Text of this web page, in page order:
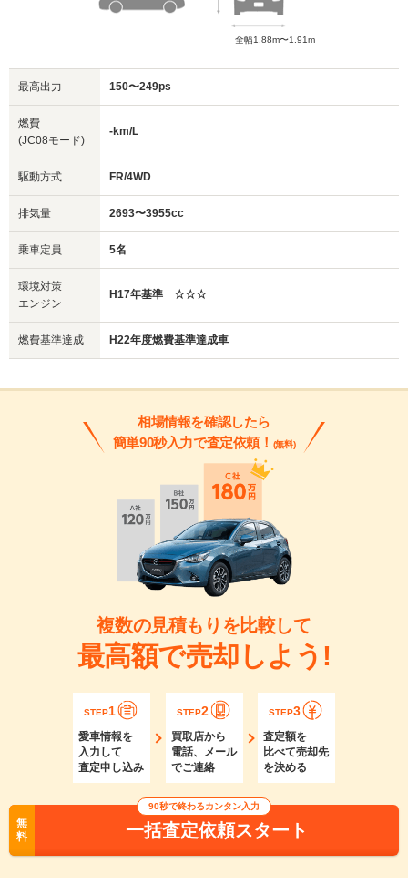
全幅1.88m〜1.91m
最高出力 150〜249ps
燃費
(JC08モード)
-km/L
駆動方式 FR/4WD
排気量 2693〜3955cc
乗車定員 5名
環境対策
エンジン
H17年基準 ☆☆☆
燃費基準達成 H22年度燃費基準達成車
相場情報を確認したら
簡単90秒入力で査定依頼！ (無料)
複数の見積もりを比較して
最高額で売却しよう!
STEP1
愛車情報を
入力して
査定申し込み
STEP2
買取店から
電話、メール
でご連絡
STEP3
査定額を
比べて売却先
を決める
無
料
90秒で終わるカンタン入力
一括査定依頼スタート